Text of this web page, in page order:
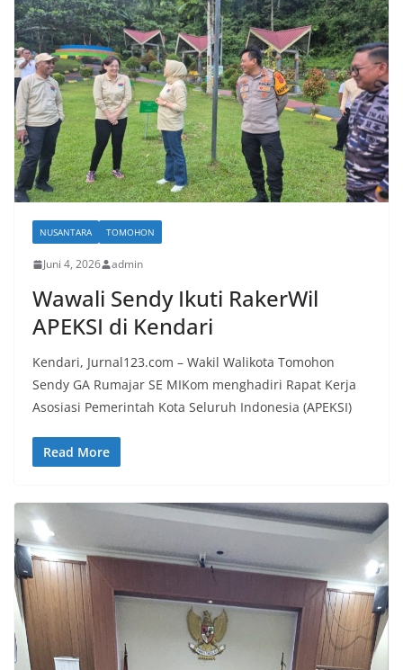
NUSANTARA TOMOHON
Juni 4, 2026 admin
Wawali Sendy Ikuti RakerWil
APEKSI di Kendari
Kendari, Jurnal123.com – Wakil Walikota Tomohon
Sendy GA Rumajar SE MIKom menghadiri Rapat Kerja
Asosiasi Pemerintah Kota Seluruh Indonesia (APEKSI)
Read More